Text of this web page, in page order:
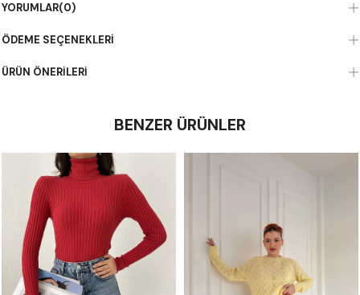
YORUMLAR(0)
ÖDEME SEÇENEKLERI
ÜRÜN ÖNERILERI
BENZER ÜRÜNLER